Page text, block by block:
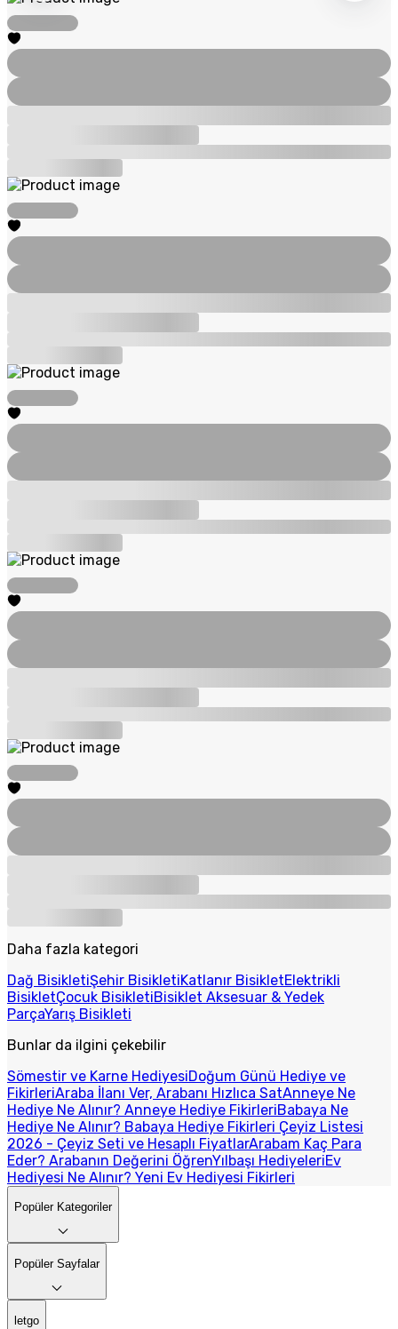
Daha fazla kategori
Dağ BisikletiŞehir BisikletiKatlanır BisikletElektrikli
BisikletÇocuk BisikletiBisiklet Aksesuar & Yedek
ParçaYarış Bisikleti
Bunlar da ilgini çekebilir
Sömestir ve Karne HediyesiDoğum Günü Hediye ve
FikirleriAraba İlanı Ver, Arabanı Hızlıca SatAnneye Ne
Hediye Ne Alınır? Anneye Hediye FikirleriBabaya Ne
Hediye Ne Alınır? Babaya Hediye Fikirleri Çeyiz Listesi
2026 - Çeyiz Seti ve Hesaplı FiyatlarArabam Kaç Para
Eder? Arabanın Değerini ÖğrenYılbaşı HediyeleriEv
Hediyesi Ne Alınır? Yeni Ev Hediyesi Fikirleri
Popüler Kategoriler
Popüler Sayfalar
letgo